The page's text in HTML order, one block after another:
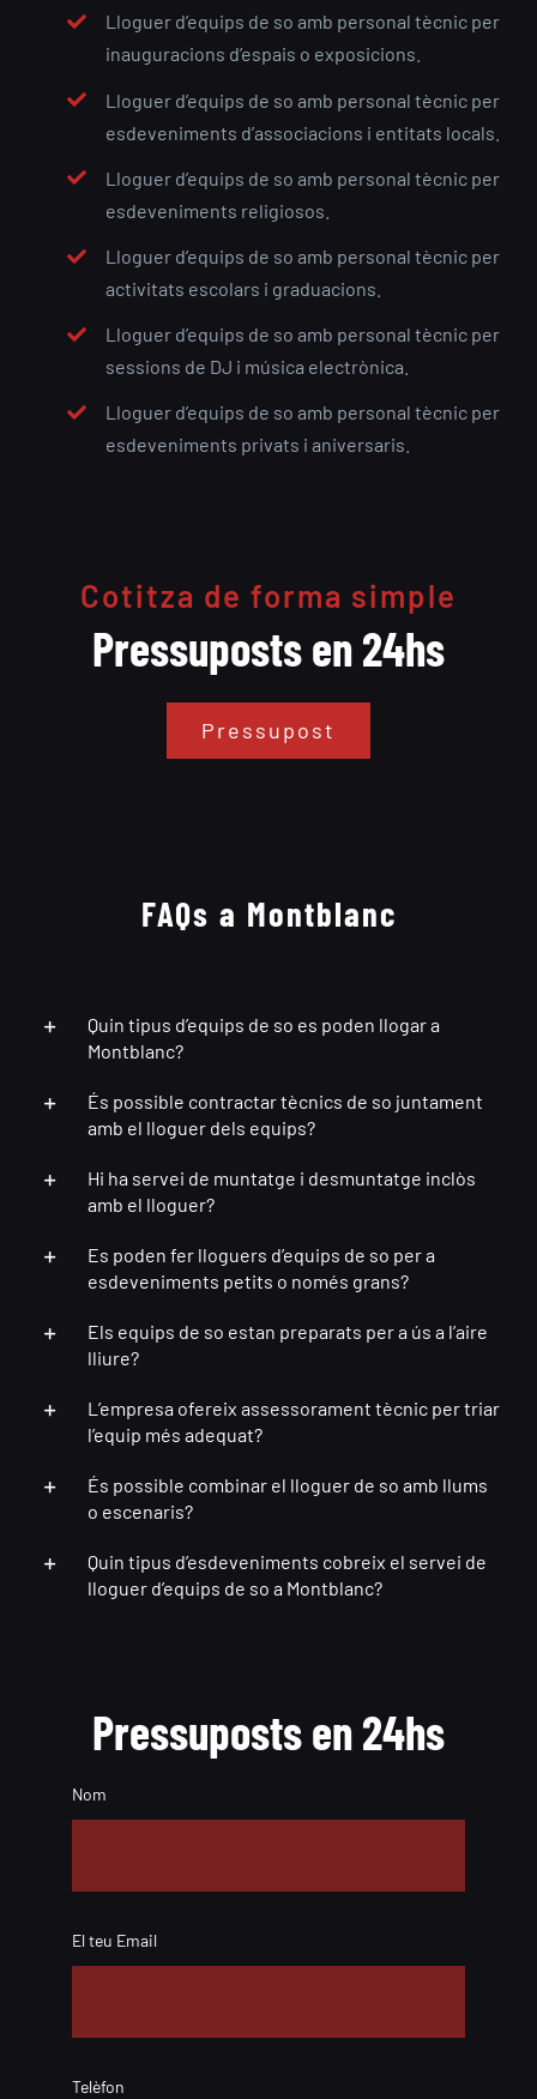
Lloguer d’equips de so amb personal tècnic per
inauguracions d’espais o exposicions.
Lloguer d’equips de so amb personal tècnic per
esdeveniments d’associacions i entitats locals.
Lloguer d’equips de so amb personal tècnic per
esdeveniments religiosos.
Lloguer d’equips de so amb personal tècnic per
activitats escolars i graduacions.
Lloguer d’equips de so amb personal tècnic per
sessions de DJ i música electrònica.
Lloguer d’equips de so amb personal tècnic per
esdeveniments privats i aniversaris.
Cotitza de forma simple
Pressuposts en 24hs
Pressupost
FAQs a Montblanc
Quin tipus d’equips de so es poden llogar a
Montblanc?
És possible contractar tècnics de so juntament
amb el lloguer dels equips?
Hi ha servei de muntatge i desmuntatge inclòs
amb el lloguer?
Es poden fer lloguers d’equips de so per a
esdeveniments petits o només grans?
Els equips de so estan preparats per a ús a l’aire
lliure?
L’empresa ofereix assessorament tècnic per triar
l’equip més adequat?
És possible combinar el lloguer de so amb llums
o escenaris?
Quin tipus d’esdeveniments cobreix el servei de
lloguer d’equips de so a Montblanc?
Pressuposts en 24hs
Nom
El teu Email
Telèfon